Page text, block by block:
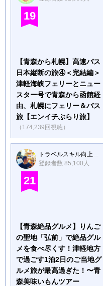
19
【青森から札幌】高速バス
日本縦断の旅④＜完結編＞
津軽海峡フェリーとニュー
スター号で青森から函館経
由、札幌にフェリー＆バス
旅【エンイチぶらり旅】
（174,239回視聴）
トラベルスキル向上委員会
登録者数 85,100人
21
【青森絶品グルメ】りんご
の聖地「弘前」で絶品グル
メを食べ尽くす！津軽地方
で過ごす1泊2日のご当地グ
ルメ旅が最高過ぎた！〜青
森美味いもんツアー